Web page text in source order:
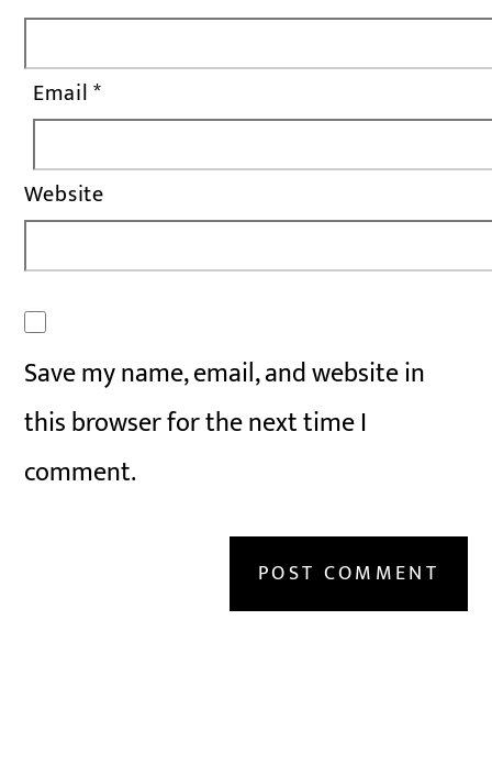
Email*
Website
Save my name, email, and website in
this browser for the next time I
comment.